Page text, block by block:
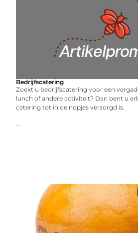
Bedrijfscatering
Zoekt u bedrijfscatering voor een
lunch of andere activiteit? Dan bent u
catering tot in de nopjes verzorgd is.
...